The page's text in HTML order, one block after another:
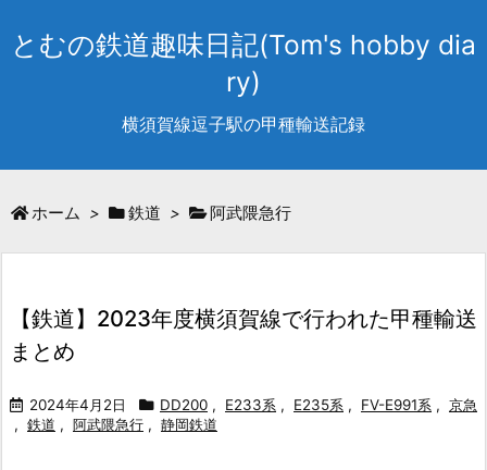
とむの鉄道趣味日記(Tom's hobby dia
ry)
横須賀線逗子駅の甲種輸送記録
ホーム > 鉄道 > 阿武隈急行
【鉄道】2023年度横須賀線で行われた甲種輸送
まとめ
2024年4月2日 DD200 , E233系 , E235系 , FV-E991系 , 京急
, 鉄道 , 阿武隈急行 , 静岡鉄道